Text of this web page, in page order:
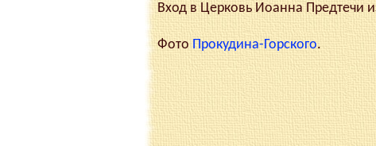
Вход в Церковь Иоанна Предтечи
Фото Прокудина-Горского.